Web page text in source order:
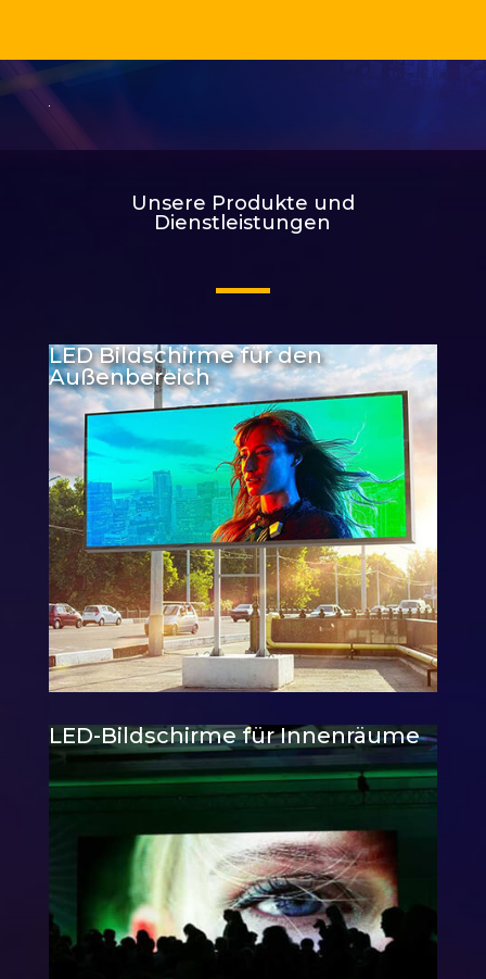
Unsere Produkte und
Dienstleistungen
LED Bildschirme für den
Außenbereich
LED-Bildschirme für Innenräume